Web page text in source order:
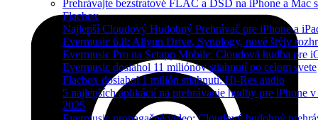
Prehrávajte bezstratové FLAC a DSD na iPhone a Mac s
Flacbox
Najlepší Cloudový Hudobný Prehrávač pre iPhone a
Evermusic 6.8: Aliyun Drive, Synology, nové štýly
Evermusic Pro na Setapp Mobile: Cloudová hudba pre
Evermusic dosiahol 11 miliónov stiahnutí po celom svete
Flacbox dosiahol 1 milión stiahnutí: Hi-Res audio
5 najlepších aplikácií na prehrávanie hudby pre iPhone
2025